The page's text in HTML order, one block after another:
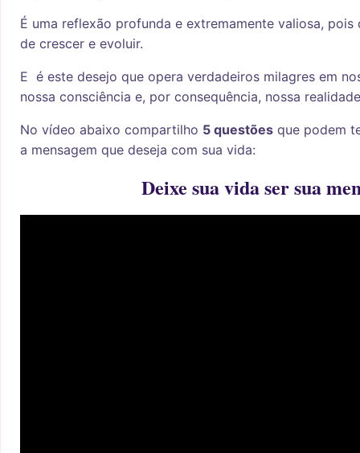
É uma reflexão profunda e extremamente valiosa,
de crescer e evoluir.
E é este desejo que opera verdadeiros milagres em
nossa consciência e, por consequência, nossa
No vídeo abaixo compartilho 5 questões que podem
a mensagem que deseja com sua vida:
Deixe sua vida ser sua